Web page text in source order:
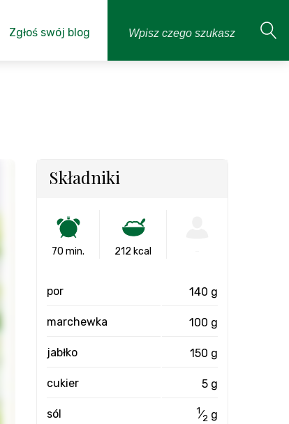
Zgłoś swój blog
Składniki
70 min. 212 kcal
por 140 g
marchewka 100 g
jabłko 150 g
cukier 5 g
sól 1⁄2 g